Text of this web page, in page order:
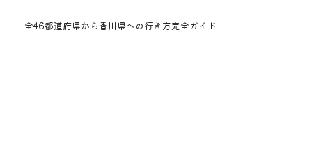
全46都道府県から香川県への行き方完全ガイド